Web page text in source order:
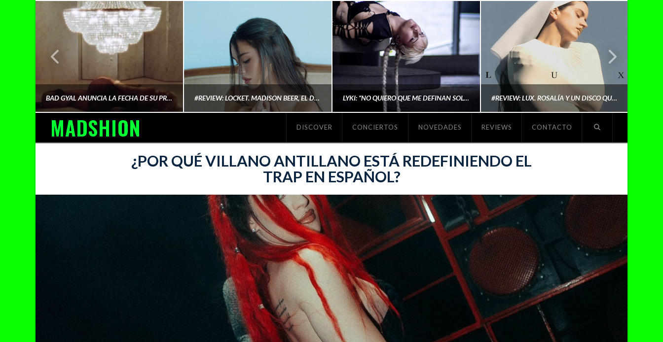
BAD GYAL ANUNCIA LA FECHA DE SU PRÓXIMO ÁLBUM «MÁS CARA» #REVIEW: LOCKET. MADISON BEER, EL DISCO DONDE POR FIN DEJA DE JUSTIFICARSE LYKI: “NO QUIERO QUE ME DEFINAN SOLO POR SER REIVINDICATIVA. QUIERO QUE ME ESCUCHEN PORQUE DISFRUTO HACIENDO MI MÚSICA” #REVIEW: LUX. ROSALÍA Y UN DISCO QUE REDEFINE LO QUE SIGNIFICA SER ARTISTA
MADSHION DISCOVER CONCIERTOS NOVEDADES REVIEWS CONTACTO
¿POR QUÉ VILLANO ANTILLANO ESTÁ REDEFINIENDO EL
TRAP EN ESPAÑOL?